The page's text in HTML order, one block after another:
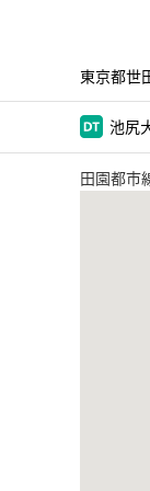
東京都世
池尻
田園都